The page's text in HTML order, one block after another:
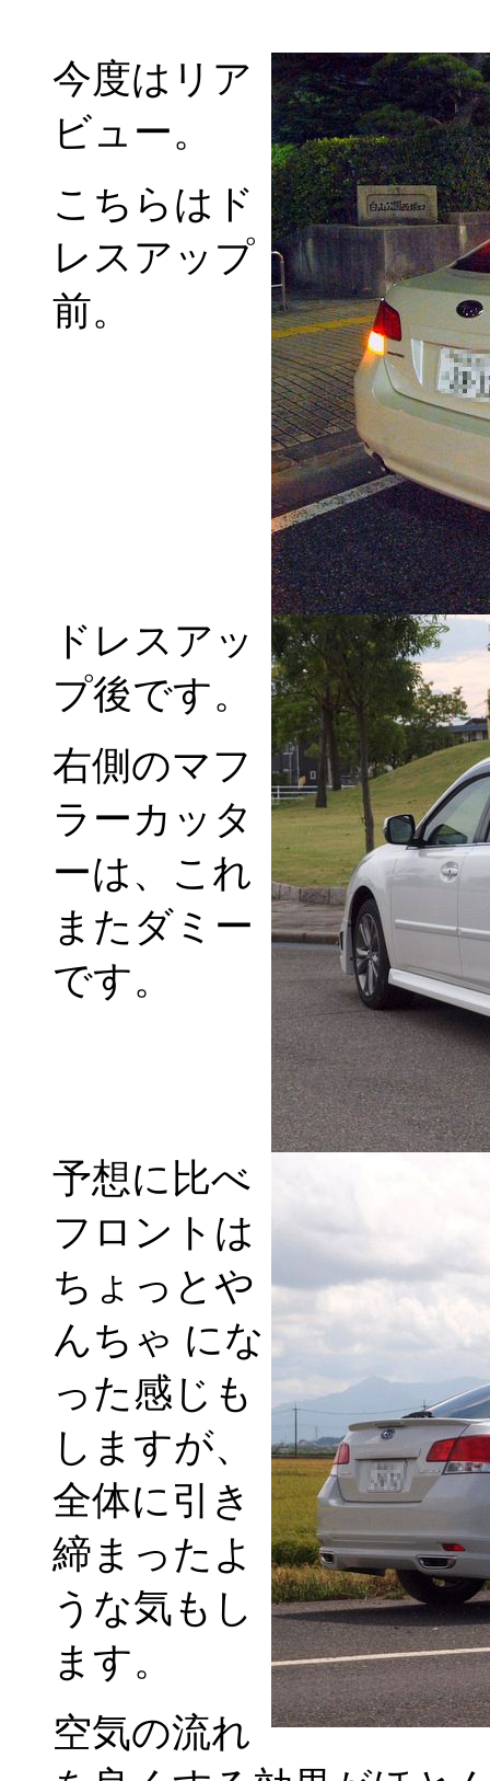
今度はリア
ビュー。
こちらはド
レスアップ
前。
ドレスアッ
プ後です。
右側のマフ
ラーカッタ
ーは、これ
またダミー
です。
予想に比べ
フロントは
ちょっとや
んちゃ にな
った感じも
しますが、
全体に引き
締まったよ
うな気もし
ます。
空気の流れ